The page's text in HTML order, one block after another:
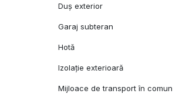
Duș exterior
Garaj subteran
Hotă
Izolație exterioară
Mijloace de transport în comun